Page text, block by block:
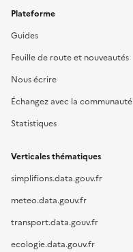
Plateforme
Guides
Feuille de route et nouveautés
Nous écrire
Échangez avec la communauté
Statistiques
Verticales thématiques
simplifions.data.gouv.fr
meteo.data.gouv.fr
transport.data.gouv.fr
ecologie.data.gouv.fr